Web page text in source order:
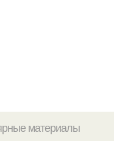
материалы